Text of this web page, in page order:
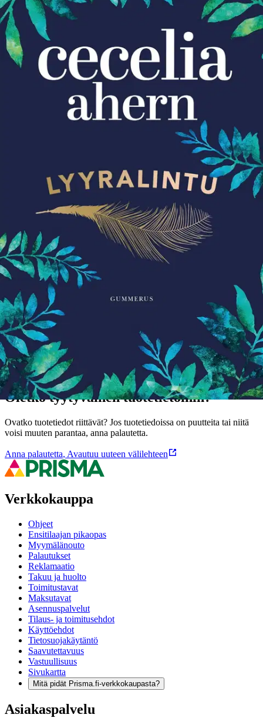
Tarkista myymäläsaatavuus
Ei saatavilla
Tuotekuvaus
Tunteikas ja rohkaiseva kirja naisesta, joka muuttaa tapaamme
katsoa maailmaa. Länsi-Corkin syvissä vuoristometsissä asuu nuori
nainen vailla yhteyttä muuhun maailmaan. Hänellä on ilmiömäinen
matkimisen kyky, joka tuo hänelle lempinimen lyyralinnun mukaan.
Kun Solomon dokumenttielokuvaryhmineen sattumalta törmää
Lauraan, tämän elämä mullistuu. Filmiryhmä vetää Lauran tarkoin
varjellusta rauhasta Dublinin hälinään, ja hän joutuu kohtaamaan
maailman, joka haluaa ymmärtää hänen elämäntapaansa.
urbaani maailma Lauraa levittämään siipensä - vai sulkeeko se hänet
kultaiseen häkkiin? Villien lintujen lailla Laurankin kuuluu lentää
vapaana... Lyyralintu on ajatuksia herättävä ja liikuttava
rakkaustarina; se on kertomus kiivaasti sykkivästä sydämestä ja
kaiken hälyn alla piilevästä hiljaisuudesta.
Näytä lisää
Ominaisuudet
Oletko tyytyväinen tuotetietoihin?
Ovatko tuotetiedot riittävät? Jos tuotetiedoissa on puutteita tai niitä
voisi muuten parantaa, anna palautetta.
Anna palautetta, Avautuu uuteen välilehteen
Verkkokauppa
Ohjeet
Ensitilaajan pikaopas
Myymälänouto
Palautukset
Reklamaatio
Takuu ja huolto
Toimitustavat
Maksutavat
Asennuspalvelut
Tilaus- ja toimitusehdot
Käyttöehdot
Tietosuojakäytäntö
Saavutettavuus
Vastuullisuus
Sivukartta
Mitä pidät Prisma.fi-verkkokaupasta?
Asiakaspalvelu